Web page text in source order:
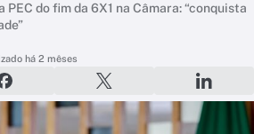
do fim da 6X1 na Câmara: “conquista
há 2 mêses